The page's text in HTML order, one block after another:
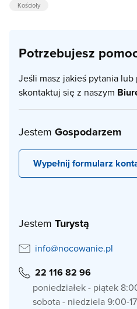
Kościoły
Potrzebujesz
Jeśli masz jakieś pytania
skontaktuj się z naszym
Jestem Gospodarzem
Wypełnij formularz
Jestem Turystą
info@nocowanie.pl
22 116 82 96
poniedziałek - piątek
sobota - niedziela 9:00-